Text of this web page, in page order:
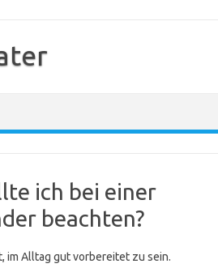
ich bei einer
beachten?
im Alltag gut vorbereitet zu sein.